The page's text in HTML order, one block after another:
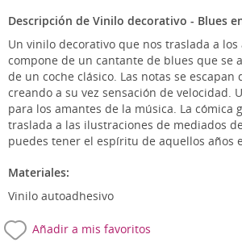
Descripción de Vinilo decorativo - Blues
Un vinilo decorativo que nos traslada a los
compone de un cantante de blues que se
de un coche clásico. Las notas se escapan
creando a su vez sensación de velocidad.
para los amantes de la música. La cómica
traslada a las ilustraciones de mediados de
puedes tener el espíritu de aquellos años
Materiales:
Vinilo autoadhesivo
Añadir a mis favoritos